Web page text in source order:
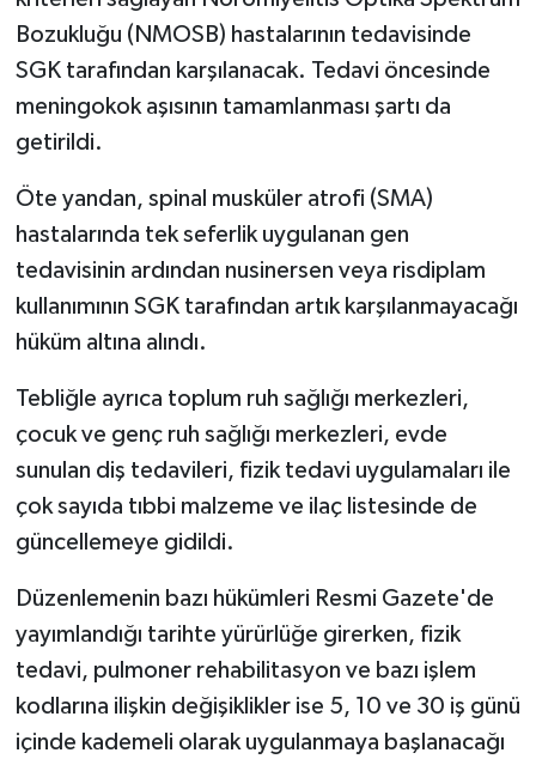
Bozukluğu (NMOSB) hastalarının tedavisinde
SGK tarafından karşılanacak. Tedavi öncesinde
meningokok aşısının tamamlanması şartı da
getirildi.
Öte yandan, spinal musküler atrofi (SMA)
hastalarında tek seferlik uygulanan gen
tedavisinin ardından nusinersen veya risdiplam
kullanımının SGK tarafından artık karşılanmayacağı
hüküm altına alındı.
Tebliğle ayrıca toplum ruh sağlığı merkezleri,
çocuk ve genç ruh sağlığı merkezleri, evde
sunulan diş tedavileri, fizik tedavi uygulamaları ile
çok sayıda tıbbi malzeme ve ilaç listesinde de
güncellemeye gidildi.
Düzenlemenin bazı hükümleri Resmi Gazete'de
yayımlandığı tarihte yürürlüğe girerken, fizik
tedavi, pulmoner rehabilitasyon ve bazı işlem
kodlarına ilişkin değişiklikler ise 5, 10 ve 30 iş günü
içinde kademeli olarak uygulanmaya başlanacağı